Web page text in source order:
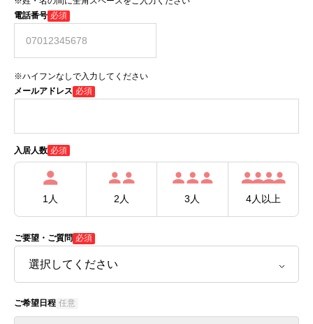
電話番号 必須
※ハイフンなしで入力してください
メールアドレス 必須
入居人数 必須
1人 2人 3人 4人以上
ご要望・ご質問 必須
ご希望日程 任意